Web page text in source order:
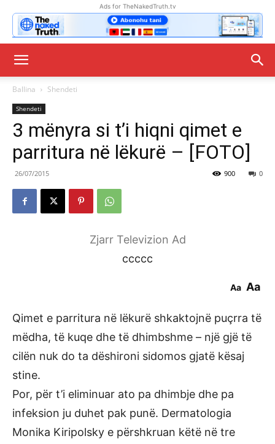
Ads for TheNakedTruth.tv
Ballina Shendeti
Shendeti
3 mënyra si t’i hiqni qimet e
parritura në lëkurë – [FOTO]
26/07/2015 0
900
Zjarr Televizion Ad
ccccc
Aa Aa
Qimet e parritura në lëkurë shkaktojnë puçrra të
mëdha, të kuqe dhe të dhimbshme – një gjë të
cilën nuk do ta dëshironi sidomos gjatë kësaj
stine.
Por, për t’i eliminuar ato pa dhimbje dhe pa
infeksion ju duhet pak punë. Dermatologia
Monika Kiripolsky e përshkruan këtë në tre